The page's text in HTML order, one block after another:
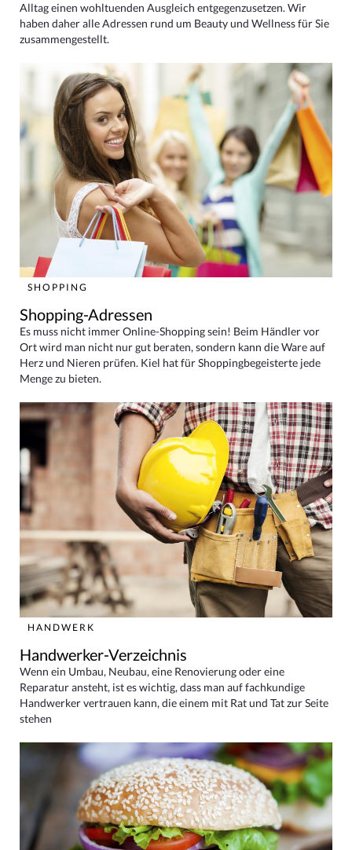
Alltag einen wohltuenden Ausgleich entgegenzusetzen. Wir
haben daher alle Adressen rund um Beauty und Wellness für Sie
zusammengestellt.
SHOPPING
Shopping-Adressen
Es muss nicht immer Online-Shopping sein! Beim Händler vor
Ort wird man nicht nur gut beraten, sondern kann die Ware auf
Herz und Nieren prüfen. Kiel hat für Shoppingbegeisterte jede
Menge zu bieten.
HANDWERK
Handwerker-Verzeichnis
Wenn ein Umbau, Neubau, eine Renovierung oder eine
Reparatur ansteht, ist es wichtig, dass man auf fachkundige
Handwerker vertrauen kann, die einem mit Rat und Tat zur Seite
stehen